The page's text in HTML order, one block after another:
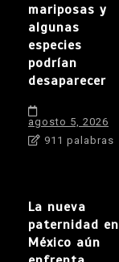
mariposas y
algunas
especies
podrían
desaparecer
agosto 5, 2026
911 palabras
La nueva
paternidad en
México aún